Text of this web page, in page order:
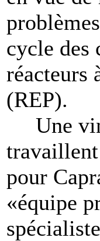
cycle des
réacteurs
(REP).
Une
pour
«équipe